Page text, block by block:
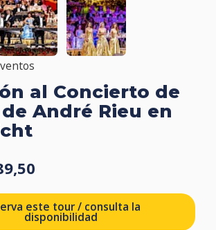
al Concierto de
André Rieu en
este tour / consulta la
disponibilidad